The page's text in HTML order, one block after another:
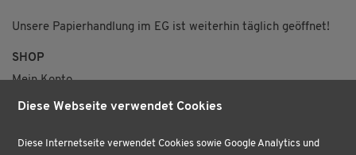
Unsere Papierhandlung im EG ist weiterhin täglich geöffnet!
SHOP
Mein Konto
Merkzettel
VERTRAG WIDERRUFEN
Diese Webseite verwendet Cookies
Diese Internetseite verwendet Cookies sowie Google Analytics und